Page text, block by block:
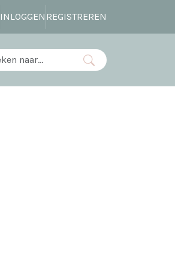
INLOGGEN REGISTREREN